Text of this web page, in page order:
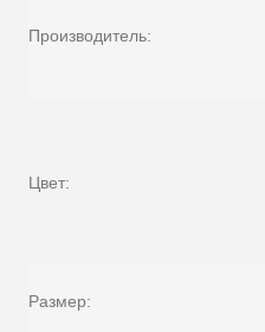
Производитель:
Цвет:
Размер: